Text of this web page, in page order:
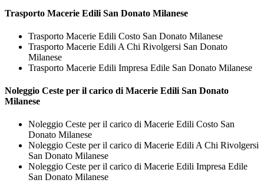
Trasporto Macerie Edili San Donato Milanese
Trasporto Macerie Edili Costo San Donato Milanese
Trasporto Macerie Edili A Chi Rivolgersi San Donato
Milanese
Trasporto Macerie Edili Impresa Edile San Donato Milanese
Noleggio Ceste per il carico di Macerie Edili San Donato
Milanese
Noleggio Ceste per il carico di Macerie Edili Costo San
Donato Milanese
Noleggio Ceste per il carico di Macerie Edili A Chi Rivolgersi
San Donato Milanese
Noleggio Ceste per il carico di Macerie Edili Impresa Edile
San Donato Milanese